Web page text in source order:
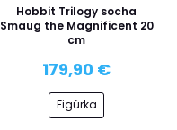
Hobbit Trilogy socha
Smaug the Magnificent 20
cm
179,90 €
Figúrka